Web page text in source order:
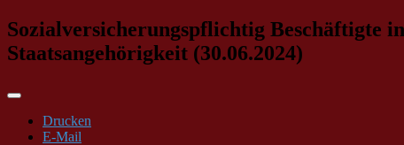
Sozialversicherungspflichtig Beschäftigte
Staatsangehörigkeit (30.06.2024)
Drucken
E-Mail